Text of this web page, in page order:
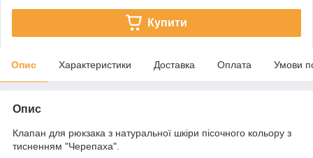
Купити
Опис Характеристики Доставка Оплата Умови
Опис
Клапан для рюкзака з натуральної шкіри пісочного кольору з
тисненням "Черепаха".